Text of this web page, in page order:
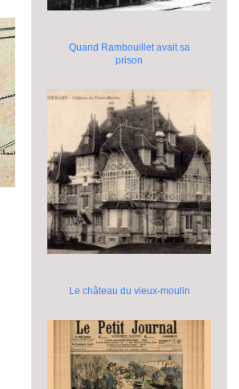
Quand Rambouillet avait sa
prison
Le château du vieux-moulin